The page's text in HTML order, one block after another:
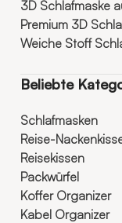
3D Schlafmaske
Premium 3D
Weiche Stoff
Beliebte
Schlafmasken
Reise-
Reisekissen
Packwürfel
Koffer Organizer
Kabel Organizer